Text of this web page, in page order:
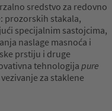
sredstvo za redovno
prozorskih stakala,
specijalnim sastojcima,
naslage masnoća i
prstiju i druge
tehnologija pure
za staklene